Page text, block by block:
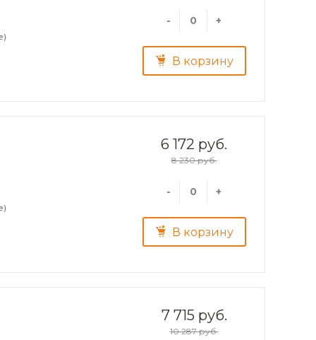
- +
В корзину
6 172 руб.
8 230 руб.
- +
В корзину
7 715 руб.
10 287 руб.